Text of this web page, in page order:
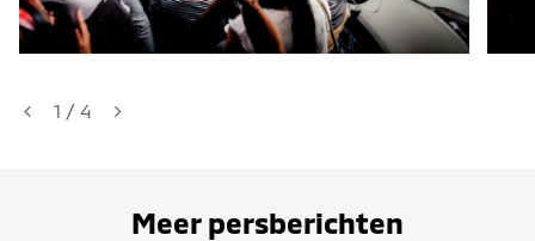
1 / 4
Meer persberichten